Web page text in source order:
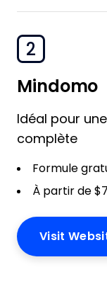
2
Mindomo
Idéal pour
complète
Formule
À partir de
Visit